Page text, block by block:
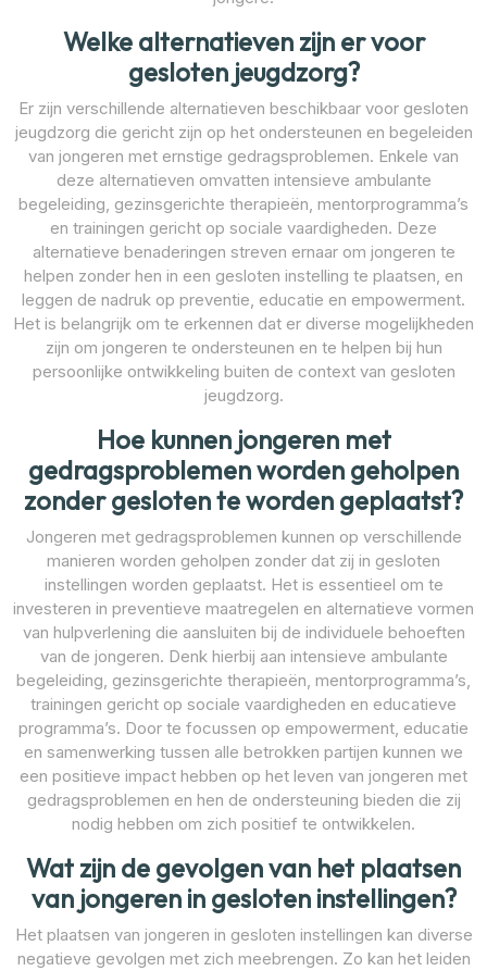
Welke alternatieven zijn er voor
gesloten jeugdzorg?
Er zijn verschillende alternatieven beschikbaar voor gesloten
jeugdzorg die gericht zijn op het ondersteunen en begeleiden
van jongeren met ernstige gedragsproblemen. Enkele van
deze alternatieven omvatten intensieve ambulante
begeleiding, gezinsgerichte therapieën, mentorprogramma’s
en trainingen gericht op sociale vaardigheden. Deze
alternatieve benaderingen streven ernaar om jongeren te
helpen zonder hen in een gesloten instelling te plaatsen, en
leggen de nadruk op preventie, educatie en empowerment.
Het is belangrijk om te erkennen dat er diverse mogelijkheden
zijn om jongeren te ondersteunen en te helpen bij hun
persoonlijke ontwikkeling buiten de context van gesloten
jeugdzorg.
Hoe kunnen jongeren met
gedragsproblemen worden geholpen
zonder gesloten te worden geplaatst?
Jongeren met gedragsproblemen kunnen op verschillende
manieren worden geholpen zonder dat zij in gesloten
instellingen worden geplaatst. Het is essentieel om te
investeren in preventieve maatregelen en alternatieve vormen
van hulpverlening die aansluiten bij de individuele behoeften
van de jongeren. Denk hierbij aan intensieve ambulante
begeleiding, gezinsgerichte therapieën, mentorprogramma’s,
trainingen gericht op sociale vaardigheden en educatieve
programma’s. Door te focussen op empowerment, educatie
en samenwerking tussen alle betrokken partijen kunnen we
een positieve impact hebben op het leven van jongeren met
gedragsproblemen en hen de ondersteuning bieden die zij
nodig hebben om zich positief te ontwikkelen.
Wat zijn de gevolgen van het plaatsen
van jongeren in gesloten instellingen?
Het plaatsen van jongeren in gesloten instellingen kan diverse
negatieve gevolgen met zich meebrengen. Zo kan het leiden